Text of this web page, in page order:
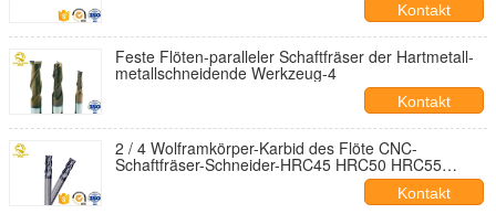
Kontakt
Feste Flöten-paralleler Schaftfräser der Hartmetall-
metallschneidende Werkzeug-4
Kontakt
2 / 4 Wolframkörper-Karbid des Flöte CNC-
Schaftfräser-Schneider-HRC45 HRC50 HRC55
Kontakt